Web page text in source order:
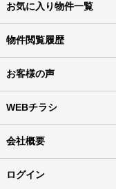
お気に入り物件一覧
物件閲覧履歴
お客様の声
WEBチラシ
会社概要
ログイン